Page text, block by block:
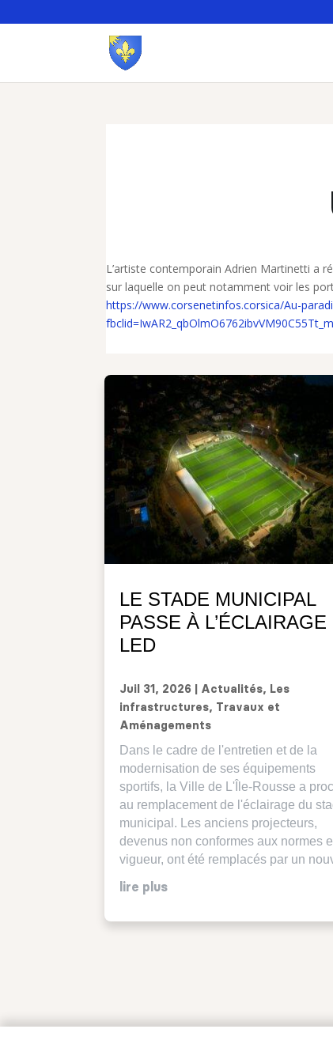
L’artiste contemporain Adrien Martinetti a
sur laquelle on peut notamment voir les
https://www.corsenetinfos.corsica/Au-
LE STADE MUNICIPAL
PASSE À L’ÉCLAIRAGE
LED
Juil 31, 2026 Actualités, Les
infrastructures, Travaux et
Aménagements
Dans le cadre de l'entretien et de la
modernisation de ses équipements
sportifs, la Ville de L'Île-Rousse a
au remplacement de l'éclairage du
municipal. Les anciens projecteurs,
devenus non conformes aux normes
vigueur, ont été remplacés par un
lire plus